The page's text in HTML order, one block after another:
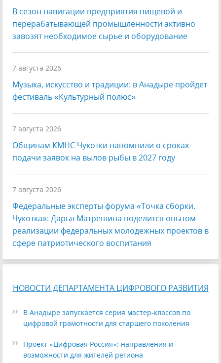
В сезон навигации предприятия пищевой и
перерабатывающей промышленности активно
завозят необходимое сырье и оборудование
7 августа 2026
Музыка, искусство и традиции: в Анадыре пройдет
фестиваль «Культурный полюс»
7 августа 2026
Общинам КМНС Чукотки напомнили о сроках
подачи заявок на вылов рыбы в 2027 году
7 августа 2026
Федеральные эксперты форума «Точка сборки.
Чукотка»: Дарья Матрешина поделится опытом
реализации федеральных молодежных проектов в
сфере патриотического воспитания
НОВОСТИ ДЕПАРТАМЕНТА ЦИФРОВОГО РАЗВИТИЯ
В Анадыре запускается серия мастер-классов по
цифровой грамотности для старшего поколения
Проект «Цифровая Россия»: направления и
возможности для жителей региона